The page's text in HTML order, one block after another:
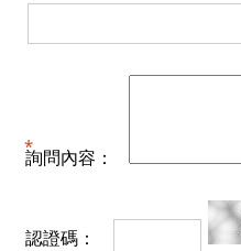
詢問內容：
認證碼：